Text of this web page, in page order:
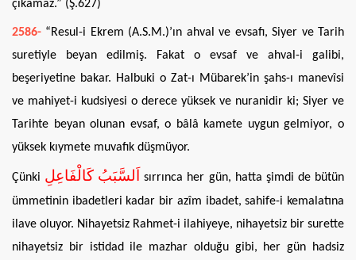
çıkamaz.” (Ş.627)
2586- “Resul-i Ekrem (A.S.M.)’ın ahval ve evsafı, Siyer ve Tarih
suretiyle beyan edilmiş. Fakat o evsaf ve ahval-i galibi,
beşeriyetine bakar. Halbuki o Zat-ı Mübarek’in şahs-ı manevîsi
ve mahiyet-i kudsiyesi o derece yüksek ve nuranidir ki; Siyer ve
Tarihte beyan olunan evsaf, o bâlâ kamete uygun gelmiyor, o
yüksek kıymete muvafık düşmüyor.
Çünki اَلسَّبَبُ كَالْفَاعِلِsırrınca her gün, hatta şimdi de bütün
ümmetinin ibadetleri kadar bir azîm ibadet, sahife-i kemalatına
ilave oluyor. Nihayetsiz Rahmet-i ilahiyeye, nihayetsiz bir surette
nihayetsiz bir istidad ile mazhar olduğu gibi, her gün hadsiz